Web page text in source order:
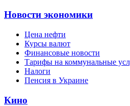
Новости экономики
Цена нефти
Курсы валют
Финансовые новости
Тарифы на коммунальные
Налоги
Пенсия в Украине
Кино